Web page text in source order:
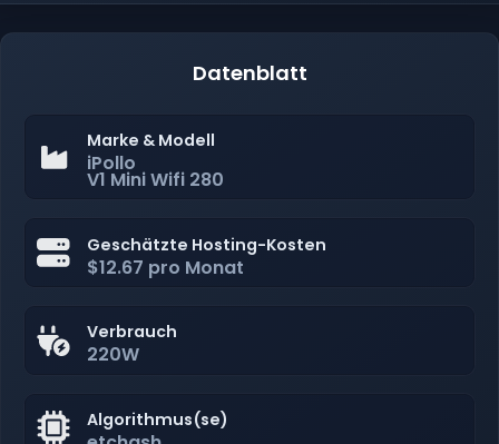
Datenblatt
Marke & Modell
iPollo
V1 Mini Wifi 280
Geschätzte Hosting-Kosten
$12.67 pro Monat
Verbrauch
220W
Algorithmus(se)